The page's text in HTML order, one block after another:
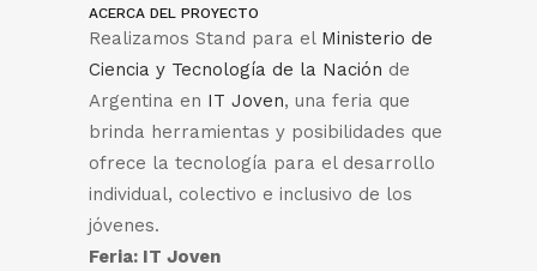
ACERCA DEL PROYECTO
Realizamos Stand para el Ministerio de
Ciencia y Tecnología de la Nación de
Argentina en IT Joven, una feria que
brinda herramientas y posibilidades que
ofrece la tecnología para el desarrollo
individual, colectivo e inclusivo de los
jóvenes.
Feria: IT Joven